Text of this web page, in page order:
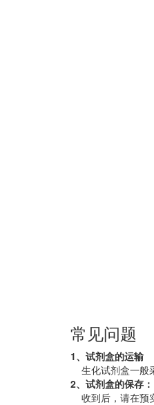
常见问题
1、试剂盒的运输
生化试剂盒一般
2、试剂盒的保存：
收到后，请在预